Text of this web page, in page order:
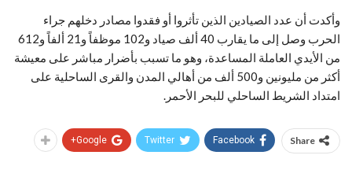
وأكدت أن عدد الصيادين الذين تأثروا أو فقدوا مصادر دخلهم جراء
الحرب وصل إلى ما يقارب 40 ألف صياد و102 موظفاً و21 ألفاً و612
من الأيدي العاملة المساعدة، وهو ما تسبب بأضرار مباشر على معيشة
أكثر من مليونين و500 ألف من أهالي المدن والقرى الساحلية على
امتداد الشريط الساحلي للبحر الأحمر.
Share
Facebook
Twitter
Google+